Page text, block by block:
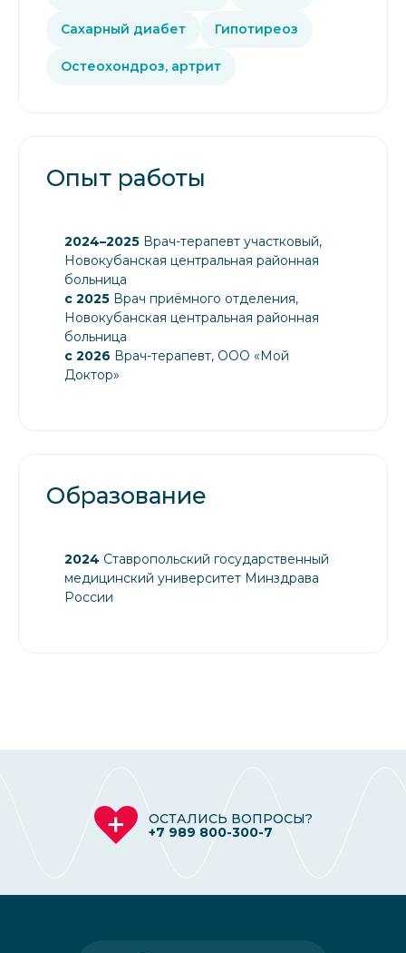
Сахарный диабет Гипотиреоз
Остеохондроз, артрит
Опыт работы
2024–2025 Врач-терапевт участковый,
Новокубанская центральная районная
больница
с 2025 Врач приёмного отделения,
Новокубанская центральная районная
больница
с 2026 Врач-терапевт, ООО «Мой
Доктор»
Образование
2024 Ставропольский государственный
медицинский университет Минздрава
России
ОСТАЛИСЬ ВОПРОСЫ?
+7 989 800-300-7